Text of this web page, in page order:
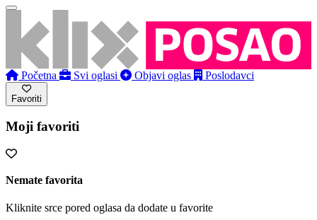
Početna Svi oglasi Objavi oglas Poslodavci
Favoriti
Moji favoriti
Nemate favorita
Kliknite srce pored oglasa da dodate u favorite